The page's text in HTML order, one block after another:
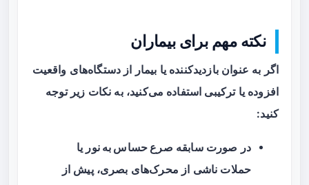
نکته مهم برای بیماران
اگر به عنوان بازدیدکننده یا بیمار از دستگاه‌های واقعیت
افزوده یا ترکیبی استفاده می‌کنید، به نکات زیر توجه
کنید:
در صورت سابقه صرع حساس به نور یا
حملات ناشی از محرک‌های بصری، پیش از